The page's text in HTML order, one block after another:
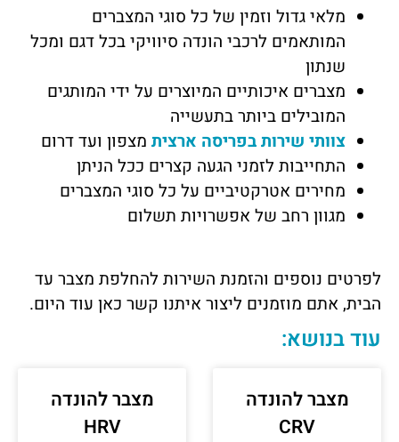
מלאי גדול וזמין של כל סוגי המצברים
המותאמים לרכבי הונדה סיוויקי בכל דגם ומכל
שנתון
מצברים איכותיים המיוצרים על ידי המותגים
המובילים ביותר בתעשייה
צוותי שירות בפריסה ארצית מצפון ועד דרום
התחייבות לזמני הגעה קצרים ככל הניתן
מחירים אטרקטיביים על כל סוגי המצברים
מגוון רחב של אפשרויות תשלום
לפרטים נוספים והזמנת השירות להחלפת מצבר עד
הבית, אתם מוזמנים ליצור איתנו קשר כאן עוד היום.
עוד בנושא:
מצבר להונדה
CRV
מצבר להונדה
HRV